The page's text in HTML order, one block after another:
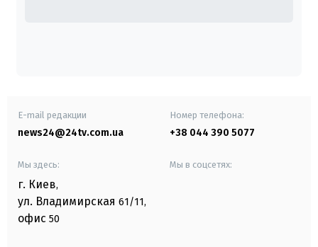
E-mail редакции
news24@24tv.com.ua
Номер телефона:
+38 044 390 5077
Мы здесь:
г. Киев,
ул. Владимирская 61/11,
офис 50
Мы в соцсетях: